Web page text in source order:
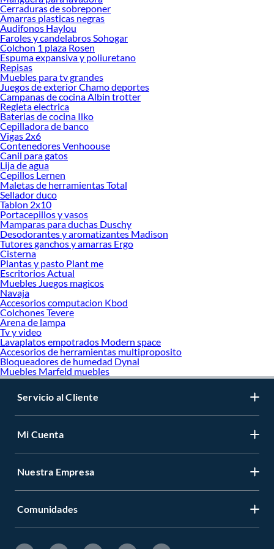
Fertilizantes!
Explora la variedad de productos de Fertilizantes en Sodimac
Herramientas, materiales y accesorios de calidad para tus proyectos y
renovación de espacios. ¡Visítanos y descubre todo lo que tenemos para
ofrecerte!
Encuentra una amplia variedad de productos de Fertilizantes en Sodimac.
Encuentra todo lo necesario para tus proyectos de renovación y decoración.
¡Visítanos y haz tus ideas realidad!
Cerraduras de sobreponer
Amarras plasticas negras
Audifonos Haylou
Faroles y candelabros Sohogar
Colchon 1 plaza Rosen
Espuma expansiva y poliuretano
Repisas
Muebles para tv grandes
Juegos de exterior Chamo deportes
Campanas de cocina Albin trotter
Regleta electrica
Baterias de cocina Ilko
Cepilladora de banco
Vigas 2x6
Contenedores Venhoouse
Canil para gatos
Lija de agua
Cepillos Lernen
Maletas de herramientas Total
Sellador duco
Tablon 2x10
Portacepillos y vasos
Mamparas para duchas Duschy
Desodorantes y aromatizantes Madison
Tutores ganchos y amarras Ergo
Cisterna
Plantas y pasto Plant me
Escritorios Actual
Muebles Juegos magicos
Navaja
Accesorios computacion Kbod
Colchones Tevere
Arena de lampa
Tv y video
Lavaplatos empotrados Modern space
Accesorios de herramientas multiproposito
Bloqueadores de humedad Dynal
Muebles Marfeld muebles
Servicio al Cliente
Mi Cuenta
Nuestra Empresa
Comunidades